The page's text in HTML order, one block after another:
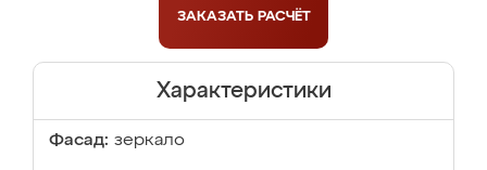
ЗАКАЗАТЬ РАСЧЁТ
Характеристики
Фасад: зеркало